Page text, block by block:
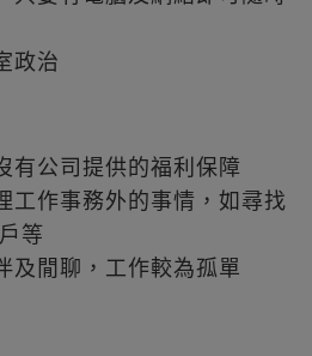
政治
有公司提供的福利保障
工作事務外的事情，如尋找
等
及閒聊，工作較為孤單